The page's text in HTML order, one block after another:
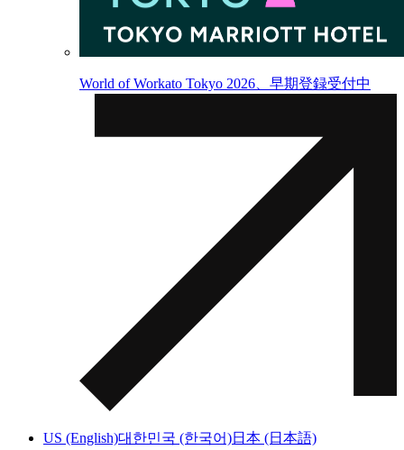
World of Workato Tokyo 2026、早期登録受付中
US (English)대한민국 (한국어)日本 (日本語)